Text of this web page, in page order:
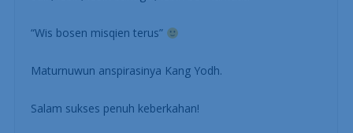
“Wis bosen misqien terus”
Maturnuwun anspirasinya Kang Yodh.
Salam sukses penuh keberkahan!